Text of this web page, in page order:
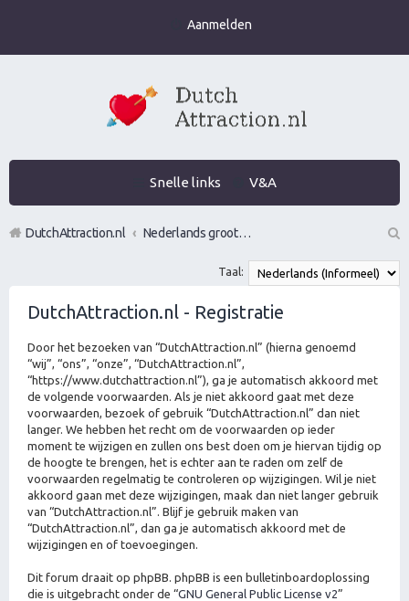
Aanmelden
Snelle links V&A
DutchAttraction.nl
Nederlands grootste Dutch Attraction, Lifestyle, Vrouwen versieren en Pick-Up (PUA) Forum
Z
oe
Taal:
DutchAttraction.nl - Registratie
Door het bezoeken van “DutchAttraction.nl” (hierna genoemd
“wij”, “ons”, “onze”, “DutchAttraction.nl”,
“https://www.dutchattraction.nl”), ga je automatisch akkoord met
de volgende voorwaarden. Als je niet akkoord gaat met deze
voorwaarden, bezoek of gebruik “DutchAttraction.nl” dan niet
langer. We hebben het recht om de voorwaarden op ieder
moment te wijzigen en zullen ons best doen om je hiervan tijdig op
de hoogte te brengen, het is echter aan te raden om zelf de
voorwaarden regelmatig te controleren op wijzigingen. Wil je niet
akkoord gaan met deze wijzigingen, maak dan niet langer gebruik
van “DutchAttraction.nl”. Blijf je gebruik maken van
“DutchAttraction.nl”, dan ga je automatisch akkoord met de
wijzigingen en of toevoegingen.
Dit forum draait op phpBB. phpBB is een bulletinboardoplossing
die is uitgebracht onder de “GNU General Public License v2”